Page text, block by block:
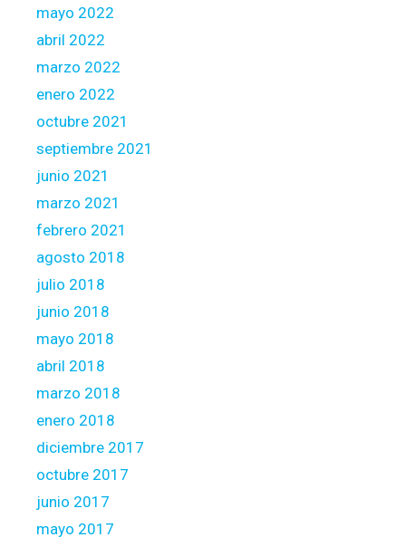
mayo 2022
abril 2022
marzo 2022
enero 2022
octubre 2021
septiembre 2021
junio 2021
marzo 2021
febrero 2021
agosto 2018
julio 2018
junio 2018
mayo 2018
abril 2018
marzo 2018
enero 2018
diciembre 2017
octubre 2017
junio 2017
mayo 2017